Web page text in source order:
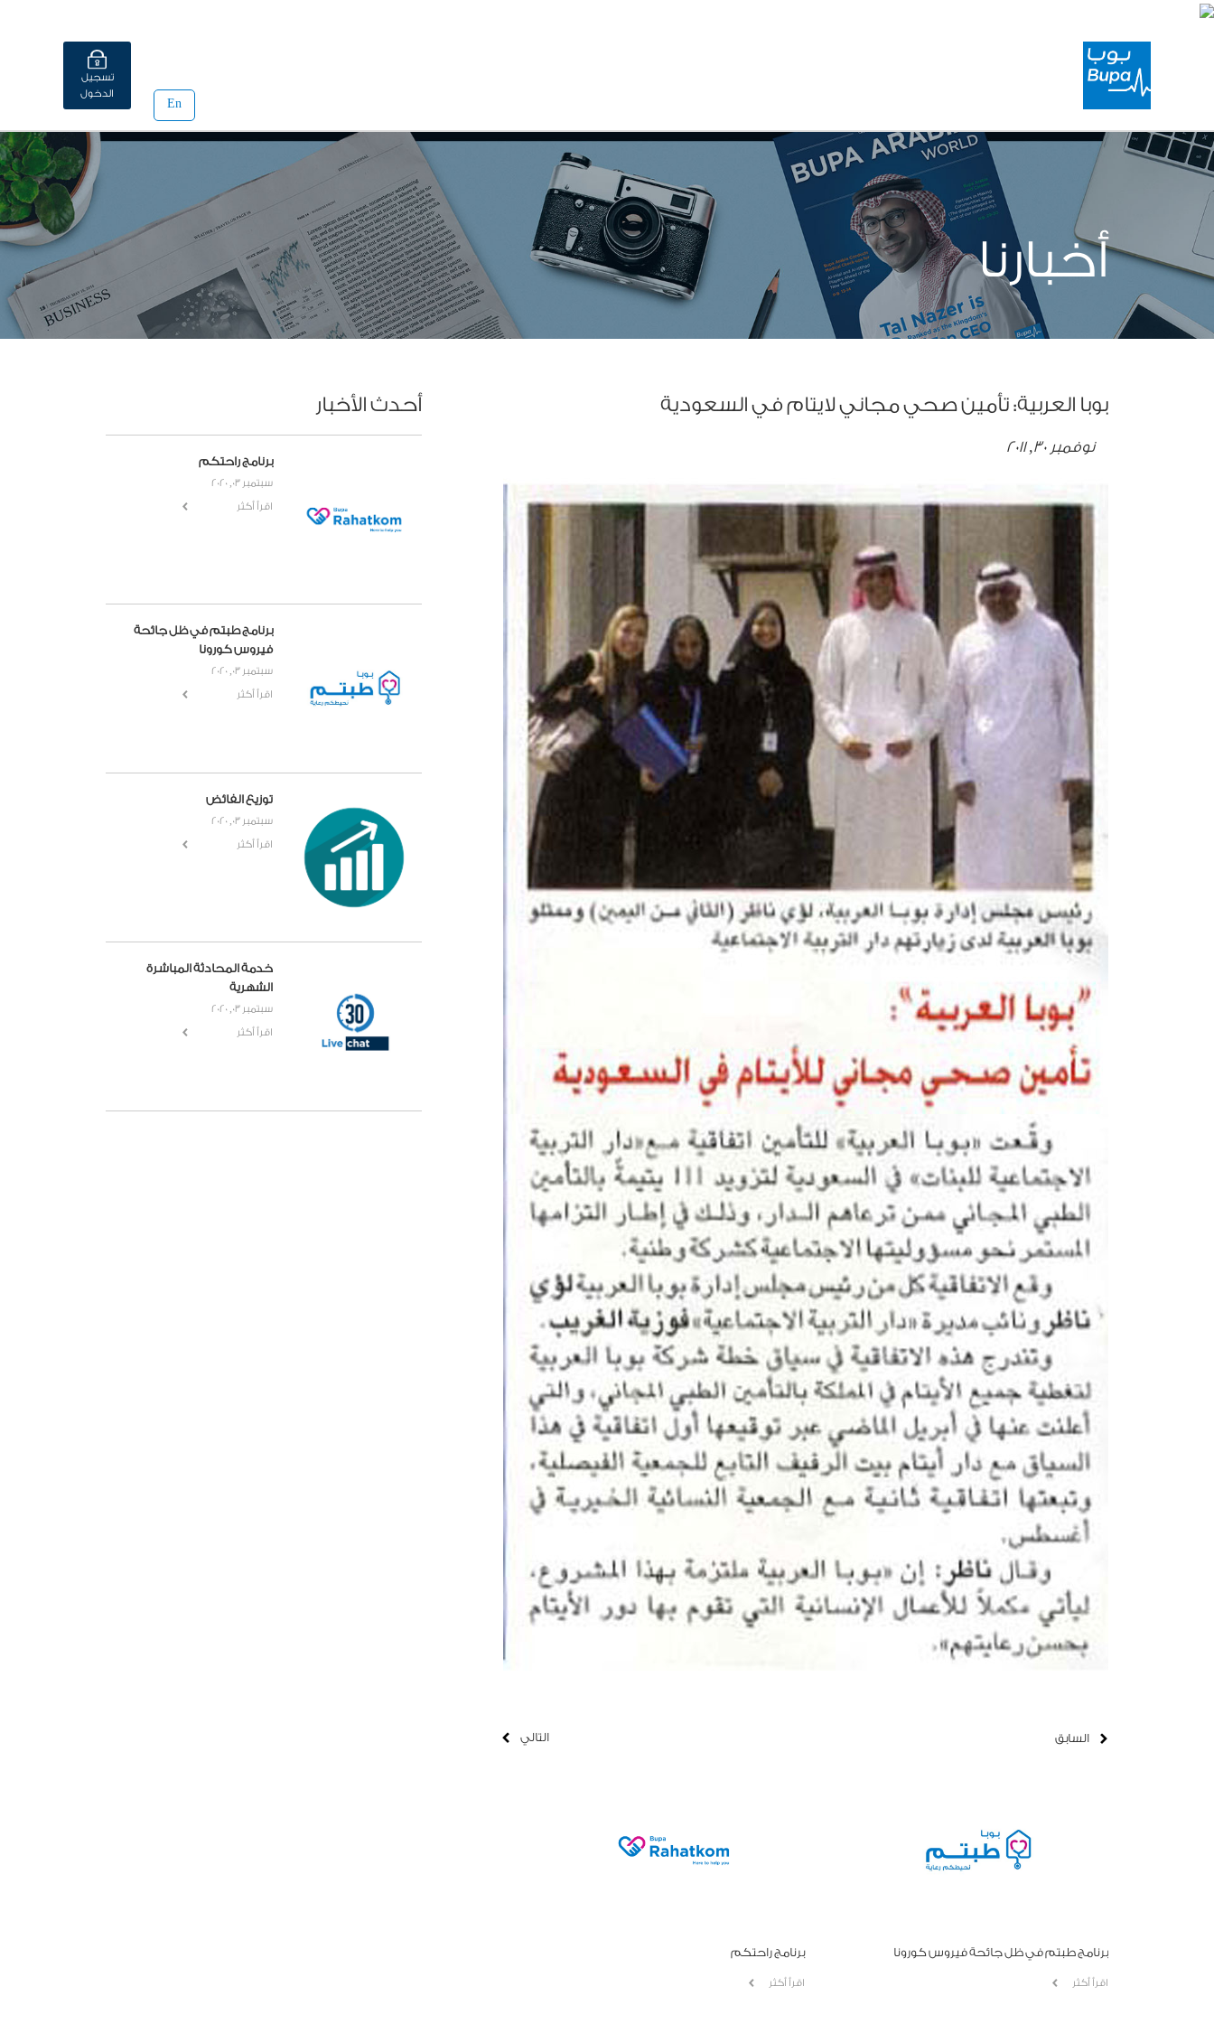
En
تسجيل
الدخول
أخبارنا
بوبا العربية: تأمين صحي مجاني لايتام في السعودية
نوفمبر 30, 2011
السابق التالي
برنامج راحتكم
اقرأ أكثر
برنامج طبتم في ظل جائحة فيروس كورونا
اقرأ أكثر
أحدث الأخبار
برنامج راحتكم
سبتمبر 03, 2020
اقرأ أكثر
برنامج طبتم في ظل جائحة
فيروس كورونا
سبتمبر 03, 2020
اقرأ أكثر
توزيع الفائض
سبتمبر 03, 2020
اقرأ أكثر
خدمة المحادثة المباشرة
الشهرية
سبتمبر 03, 2020
اقرأ أكثر